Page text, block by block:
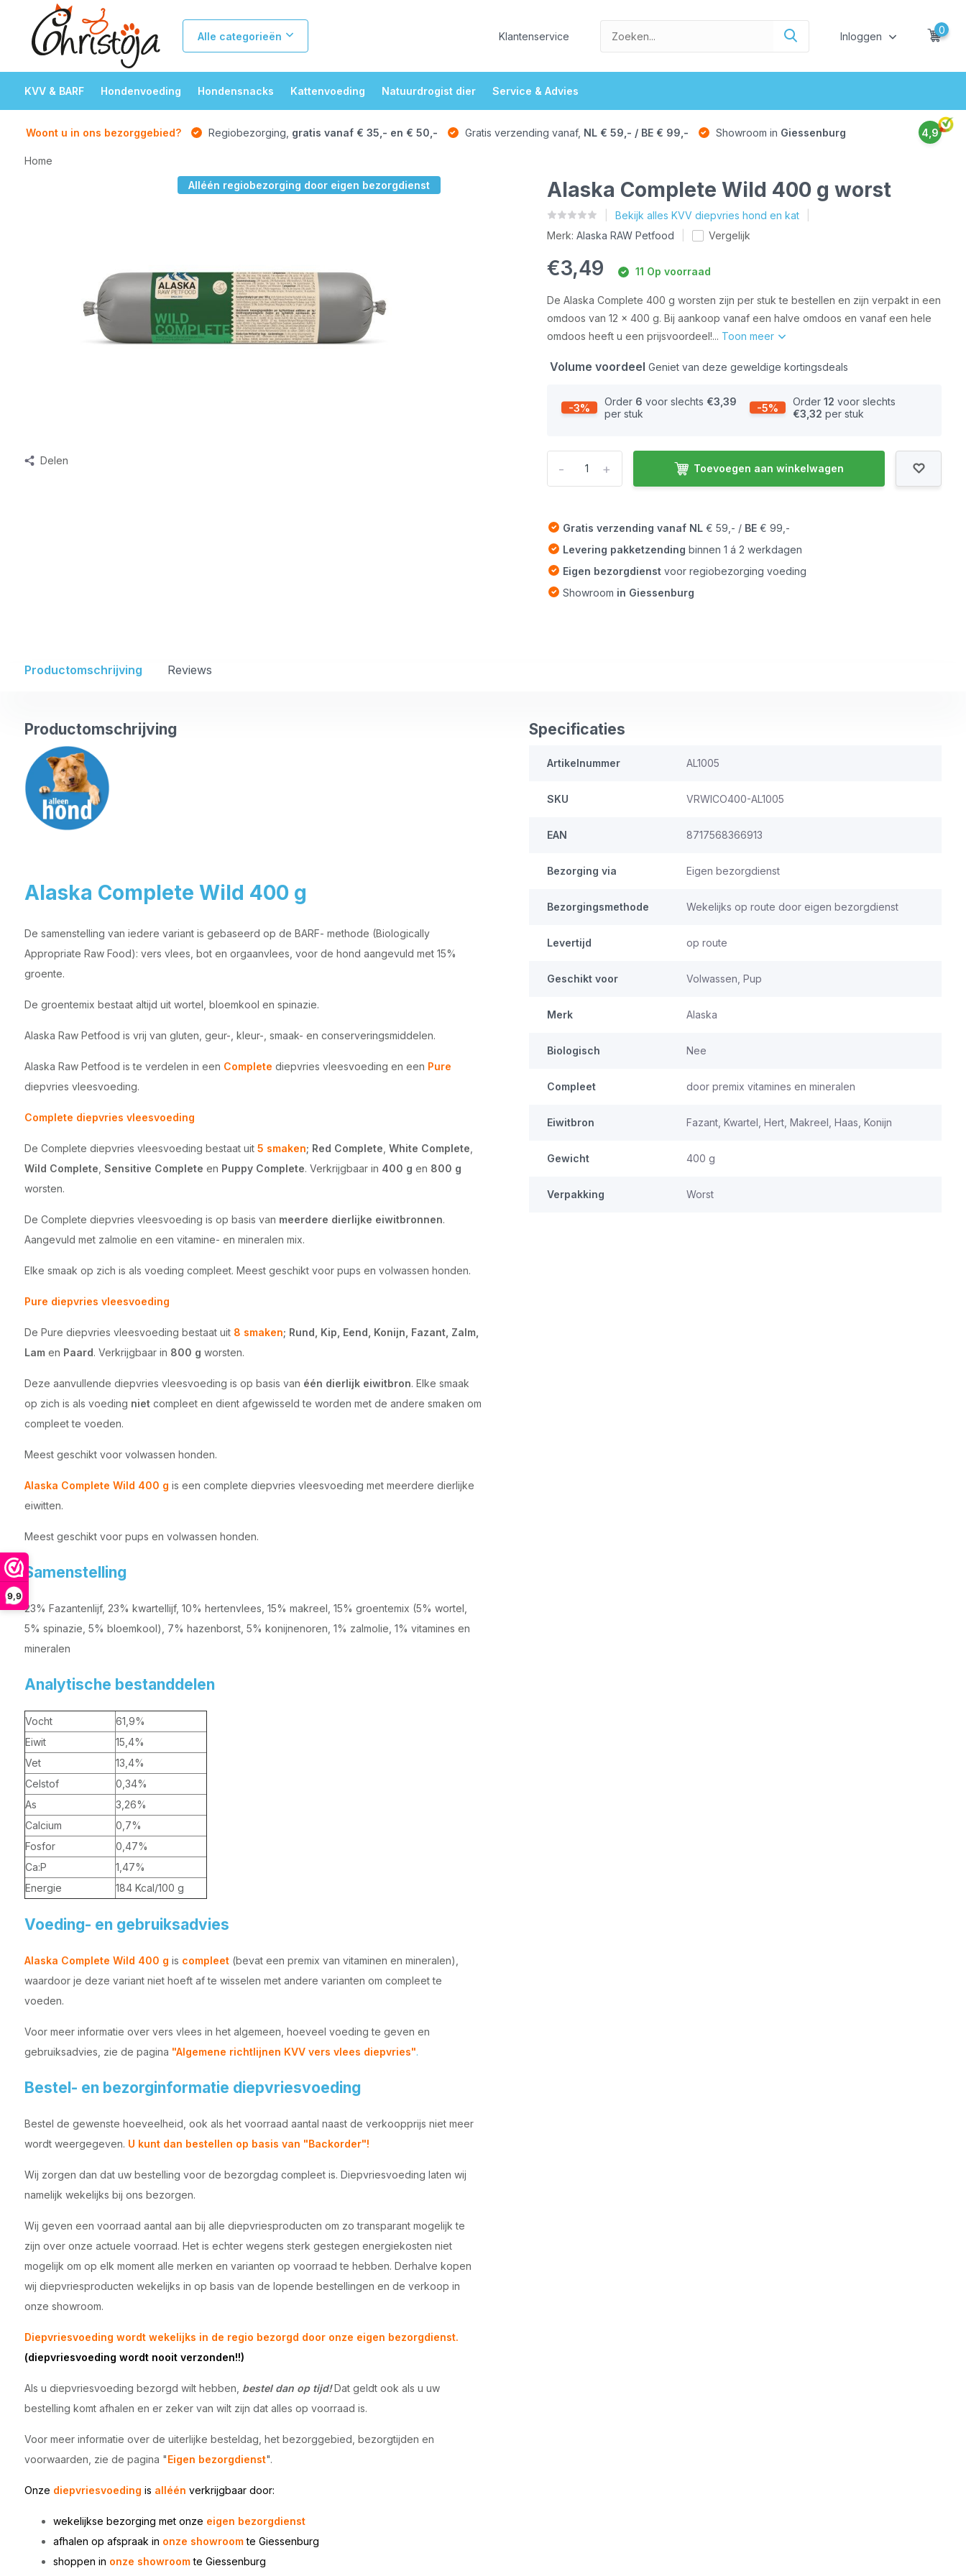
9,9
Alle categorieën Klantenservice Inloggen
0
KVV & BARF Hondenvoeding Hondensnacks Kattenvoeding Natuurdrogist dier Service & Advies
Woont u in ons bezorggebied? Regiobezorging, gratis vanaf € 35,- en € 50,- Gratis verzending vanaf, NL € 59,- / BE € 99,- Showroom in Giessenburg 4,9
Home
Alléén regiobezorging door eigen bezorgdienst
Delen
Alaska Complete Wild 400 g worst
Bekijk alles KVV diepvries hond en kat
Merk:Alaska RAW Petfood Vergelijk
€3,49 11 Op voorraad
De Alaska Complete 400 g worsten zijn per stuk te bestellen en zijn verpakt in een
omdoos van 12 x 400 g. Bij aankoop vanaf een halve omdoos en vanaf een hele
omdoos heeft u een prijsvoordeel!... Toon meer
Volume voordeelGeniet van deze geweldige kortingsdeals
-3% Order 6 voor slechts €3,39
per stuk
-5% Order 12 voor slechts
€3,32 per stuk
+
- Toevoegen aan winkelwagen
Gratis verzending vanaf NL € 59,- / BE € 99,-
Levering pakketzendingbinnen 1 á 2 werkdagen
Eigen bezorgdienstvoor regiobezorging voeding
Showroom in Giessenburg
Productomschrijving Reviews
Productomschrijving
Alaska Complete Wild 400 g
De samenstelling van iedere variant is gebaseerd op de BARF- methode (Biologically
Appropriate Raw Food): vers vlees, bot en orgaanvlees, voor de hond aangevuld met 15%
groente.
De groentemix bestaat altijd uit wortel, bloemkool en spinazie.
Alaska Raw Petfood is vrij van gluten, geur-, kleur-, smaak- en conserveringsmiddelen.
Alaska Raw Petfood is te verdelen in een Complete diepvries vleesvoeding en een Pure
diepvries vleesvoeding.
Complete diepvries vleesvoeding
De Complete diepvries vleesvoeding bestaat uit 5 smaken; Red Complete White Complete
Wild Complete Sensitive Complete en Puppy Complete. Verkrijgbaar in 400 g en 800 g
worsten.
De Complete diepvries vleesvoeding is op basis van meerdere dierlijke eiwitbronnen.
Aangevuld met zalmolie en een vitamine- en mineralen mix.
Elke smaak op zich is als voeding compleet. Meest geschikt voor pups en volwassen honden.
Pure diepvries vleesvoeding
De Pure diepvries vleesvoeding bestaat uit 8 smaken; Rund, Kip, Eend, Konijn, Fazant, Zalm,
Lamen Paard. Verkrijgbaar in 800 g worsten.
Deze aanvullende diepvries vleesvoeding is op basis van één dierlijk eiwitbron. Elke smaak
op zich is als voeding nietcompleet en dient afgewisseld te worden met de andere smaken om
compleet te voeden.
Meest geschikt voor volwassen honden.
Alaska Complete Wild 400 g is een complete diepvries vleesvoeding met meerdere dierlijke
eiwitten.
Meest geschikt voor pups en volwassen honden.
Samenstelling
23% Fazantenlijf, 23% kwartellijf, 10% hertenvlees, 15% makreel, 15% groentemix (5% wortel,
5% spinazie, 5% bloemkool), 7% hazenborst, 5% konijnenoren, 1% zalmolie, 1% vitamines en
mineralen
Analytische bestanddelen
Vocht
61,9%
Eiwit
15,4%
Vet
13,4%
Celstof
0,34%
As
3,26%
Calcium
0,7%
Fosfor
0,47%
Ca:P
1,47%
Energie
184 Kcal/100 g
Voeding- en gebruiksadvies
Alaska Complete Wild 400 g is compleet(bevat een premix van vitaminen en mineralen),
waardoor je deze variant niet hoeft af te wisselen met andere varianten om compleet te
voeden.
Voor meer informatie over vers vlees in het algemeen, hoeveel voeding te geven en
gebruiksadvies, zie de pagina "Algemene richtlijnen KVV vers vlees diepvries".
Bestel- en bezorginformatie diepvriesvoeding
Bestel de gewenste hoeveelheid, ook als het voorraad aantal naast de verkoopprijs niet meer
wordt weergegeven. U kunt dan bestellen op basis van "Backorder"!
Wij zorgen dan dat uw bestelling voor de bezorgdag compleet is. Diepvriesvoeding laten wij
namelijk wekelijks bij ons bezorgen.
Wij geven een voorraad aantal aan bij alle diepvriesproducten om zo transparant mogelijk te
zijn over onze actuele voorraad. Het is echter wegens sterk gestegen energiekosten niet
mogelijk om op elk moment alle merken en varianten op voorraad te hebben. Derhalve kopen
wij diepvriesproducten wekelijks in op basis van de lopende bestellingen en de verkoop in
onze showroom.
Diepvriesvoeding wordt wekelijks in de regio bezorgd door onze eigen bezorgdienst.
(diepvriesvoeding wordt nooit verzonden!!)
Als u diepvriesvoeding bezorgd wilt hebben, bestel dan op tijd!Dat geldt ook als u uw
bestelling komt afhalen en er zeker van wilt zijn dat alles op voorraad is.
Voor meer informatie over de uiterlijke besteldag, het bezorggebied, bezorgtijden en
voorwaarden, zie de pagina "Eigen bezorgdienst".
Onze diepvriesvoeding is alléén verkrijgbaar door:
wekelijkse bezorging met onze eigen bezorgdienst
afhalen op afspraak in onze showroomte Giessenburg
shoppen in onze showroomte Giessenburg
Specificaties
Artikelnummer AL1005
SKU VRWICO400-AL1005
EAN 8717568366913
Bezorging via Eigen bezorgdienst
Bezorgingsmethode Wekelijks op route door eigen bezorgdienst
Levertijd op route
Geschikt voor Volwassen, Pup
Merk Alaska
Biologisch Nee
Compleet door premix vitamines en mineralen
Eiwitbron Fazant, Kwartel, Hert, Makreel, Haas, Konijn
Gewicht 400 g
Verpakking Worst